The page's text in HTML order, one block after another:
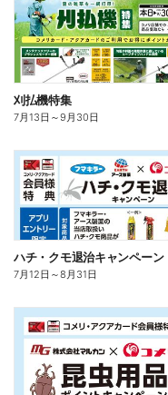
刈払機特集
7月13日 ～9月30日
ハチ・クモ退治キャンペーン
7月12日 ～8月31日